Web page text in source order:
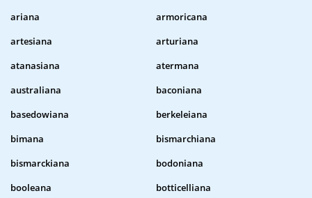
ariana
armoricana
artesiana
arturiana
atanasiana
atermana
australiana
baconiana
basedowiana
berkeleiana
bimana
bismarchiana
bismarckiana
bodoniana
booleana
botticelliana